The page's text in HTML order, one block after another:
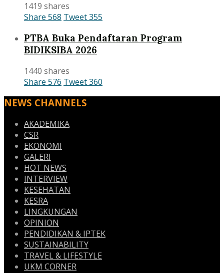
1419 shares
Share 568 Tweet355
PTBA Buka Pendaftaran Program
BIDIKSIBA 2026
1440 shares
Share 576 Tweet360
NEWS CHANNELS
AKADEMIKA
CSR
EKONOMI
GALERI
HOT NEWS
INTERVIEW
KESEHATAN
KESRA
LINGKUNGAN
OPINION
PENDIDIKAN & IPTEK
SUSTAINABILITY
TRAVEL & LIFESTYLE
UKM CORNER